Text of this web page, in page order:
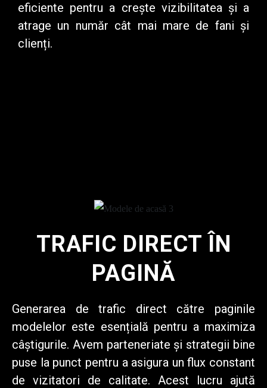
eficiente pentru a crește vizibilitatea și a
atrage un număr cât mai mare de fani și
clienți.
TRAFIC DIRECT ÎN
PAGINĂ
Generarea de trafic direct către paginile
modelelor este esențială pentru a maximiza
câștigurile. Avem parteneriate și strategii bine
puse la punct pentru a asigura un flux constant
de vizitatori de calitate. Acest lucru ajută